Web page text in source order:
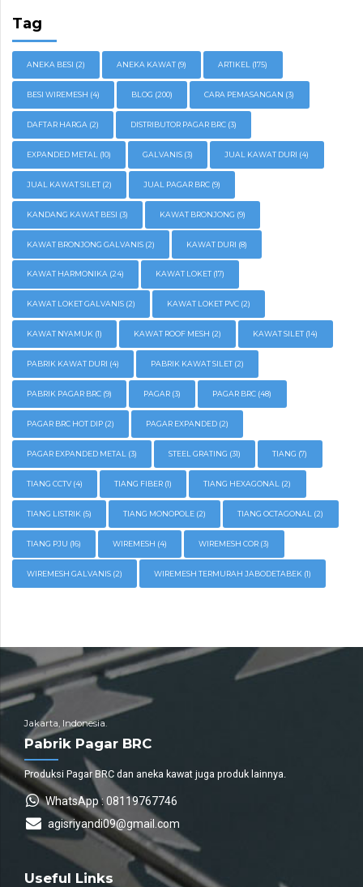
Tag
ANEKA BESI (2) ANEKA KAWAT (9) ARTIKEL (175)
BESI WIREMESH (4) BLOG (200) CARA PEMASANGAN (3)
DAFTAR HARGA (2) DISTRIBUTOR PAGAR BRC (3)
EXPANDED METAL (10) GALVANIS (3) JUAL KAWAT DURI (4)
JUAL KAWAT SILET (2) JUAL PAGAR BRC (9)
KANDANG KAWAT BESI (3) KAWAT BRONJONG (9)
KAWAT BRONJONG GALVANIS (2) KAWAT DURI (8)
KAWAT HARMONIKA (24) KAWAT LOKET (17)
KAWAT LOKET GALVANIS (2) KAWAT LOKET PVC (2)
KAWAT NYAMUK (1) KAWAT ROOF MESH (2) KAWAT SILET (14)
PABRIK KAWAT DURI (4) PABRIK KAWAT SILET (2)
PABRIK PAGAR BRC (9) PAGAR (3) PAGAR BRC (48)
PAGAR BRC HOT DIP (2) PAGAR EXPANDED (2)
PAGAR EXPANDED METAL (3) STEEL GRATING (31) TIANG (7)
TIANG CCTV(4) TIANG FIBER (1) TIANG HEXAGONAL (2)
TIANG LISTRIK (5) TIANG MONOPOLE (2) TIANG OCTAGONAL (2)
TIANG PJU (16) WIREMESH (4) WIREMESH COR (3)
WIREMESH GALVANIS (2) WIREMESH TERMURAH JABODETABEK (1)
Jakarta, Indonesia.
Pabrik Pagar BRC
Produksi Pagar BRC dan aneka kawat juga produk lainnya.
WhatsApp : 08119767746
agisriyandi09@gmail.com
Useful Links